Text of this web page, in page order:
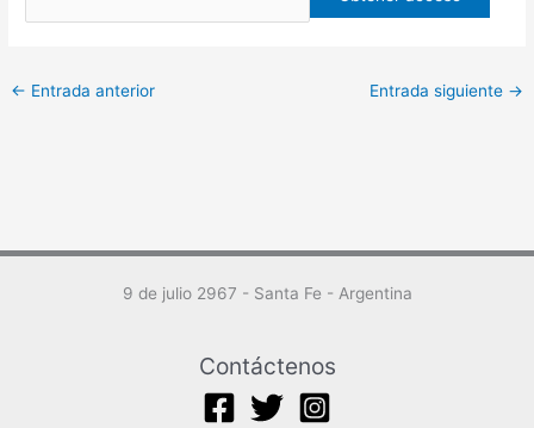
← Entrada anterior Entrada siguiente →
9 de julio 2967 - Santa Fe - Argentina
Contáctenos